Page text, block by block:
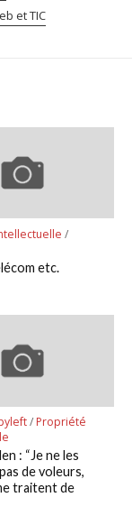
et TIC
/
etc.
/ Propriété
: “Je ne les
de voleurs,
traitent de